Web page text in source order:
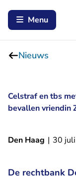
Menu
Nieuws
Celstraf en tbs
bevallen vriendin
Den Haag | 30
De rechtbank